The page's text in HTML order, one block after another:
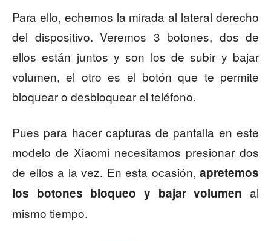
Para ello, echemos la mirada al lateral derecho
del dispositivo. Veremos 3 botones, dos de
ellos están juntos y son los de subir y bajar
volumen, el otro es el botón que te permite
bloquear o desbloquear el teléfono.
Pues para hacer capturas de pantalla en este
modelo de Xiaomi necesitamos presionar dos
de ellos a la vez. En esta ocasión, apretemos
los botones bloqueo y bajar volumen al
mismo tiempo.